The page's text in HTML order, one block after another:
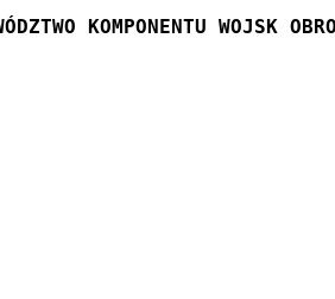
KOMPONENTU WOJSK